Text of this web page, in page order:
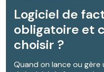
Logiciel de
obligatoire et
choisir ?
Quand on lance ou